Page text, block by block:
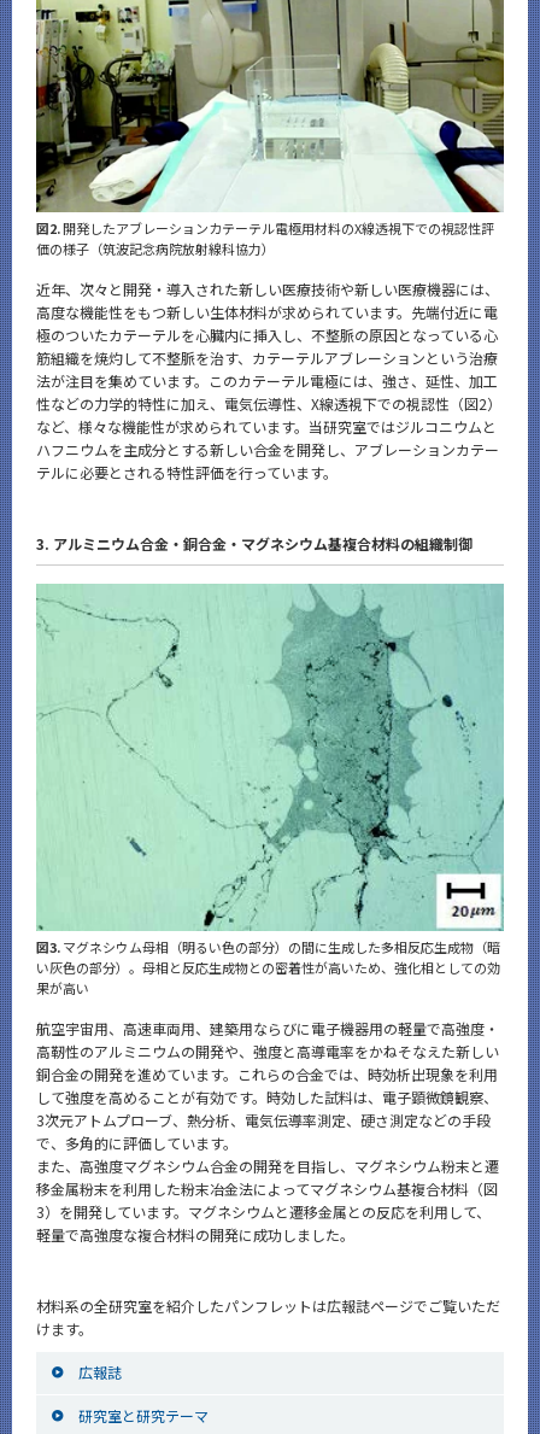
図2.開発したアブレーションカテーテル電極用材料のX線透視下での視認性評
価の様子（筑波記念病院放射線科協力）
近年、次々と開発・導入された新しい医療技術や新しい医療機器には、
高度な機能性をもつ新しい生体材料が求められています。先端付近に電
極のついたカテーテルを心臓内に挿入し、不整脈の原因となっている心
筋組織を焼灼して不整脈を治す、カテーテルアブレーションという治療
法が注目を集めています。このカテーテル電極には、強さ、延性、加工
性などの力学的特性に加え、電気伝導性、X線透視下での視認性（図2）
など、様々な機能性が求められています。当研究室ではジルコニウムと
ハフニウムを主成分とする新しい合金を開発し、アブレーションカテー
テルに必要とされる特性評価を行っています。
3. アルミニウム合金・銅合金・マグネシウム基複合材料の組織制御
図3.マグネシウム母相（明るい色の部分）の間に生成した多相反応生成物（暗
い灰色の部分）。母相と反応生成物との密着性が高いため、強化相としての効
果が高い
航空宇宙用、高速車両用、建築用ならびに電子機器用の軽量で高強度・
高靭性のアルミニウムの開発や、強度と高導電率をかねそなえた新しい
銅合金の開発を進めています。これらの合金では、時効析出現象を利用
して強度を高めることが有効です。時効した試料は、電子顕微鏡観察、
3次元アトムプローブ、熱分析、電気伝導率測定、硬さ測定などの手段
で、多角的に評価しています。
また、高強度マグネシウム合金の開発を目指し、マグネシウム粉末と遷
移金属粉末を利用した粉末冶金法によってマグネシウム基複合材料（図
3）を開発しています。マグネシウムと遷移金属との反応を利用して、
軽量で高強度な複合材料の開発に成功しました。
材料系の全研究室を紹介したパンフレットは広報誌ページでご覧いただ
けます。
広報誌
研究室と研究テーマ